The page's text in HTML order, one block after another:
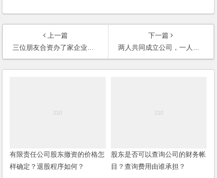
上一篇
三位朋友合资办了家企业，股份怎么算？盈利、亏损又按什么比例来算？
下一篇
两人共同成立公司，一人出资及人力物力，另一人提供客户资源，分红如何分配？
有限责任公司股东撤资的价格怎
样确定？退股程序如何？
股东是否可以查询公司的财务帐
目？查询费用由谁承担？